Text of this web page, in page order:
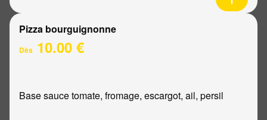
Pizza bourguignonne
Dès 10.00 €
Base sauce tomate, fromage, escargot, ail, persil